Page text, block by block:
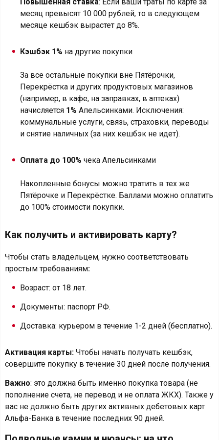
месяц превысят 10 000 рублей, то в следующем
месяце кешбэк вырастет до 8%.
Кэшбэк 1% на другие покупки
За все остальные покупки вне Пятёрочки,
Перекрёстка и других продуктовых магазинов
(например, в кафе, на заправках, в аптеках)
начисляется 1% Апельсинками. Исключения:
коммунальные услуги, связь, страховки, переводы
и снятие наличных (за них кешбэк не идет).
Оплата до 100% чека Апельсинками
Накопленные бонусы можно тратить в тех же
Пятёрочке и Перекрёстке. Баллами можно оплатить
до 100% стоимости покупки.
Как получить и активировать карту?
Чтобы стать владельцем, нужно соответствовать
простым требованиям:
Возраст: от 18 лет.
Документы: паспорт РФ.
Доставка: курьером в течение 1-2 дней (бесплатно).
Активация карты: Чтобы начать получать кешбэк,
совершите покупку в течение 30 дней после получения.
Важно: это должна быть именно покупка товара (не
пополнение счета, не перевод и не оплата ЖКХ). Также у
вас не должно быть других активных дебетовых карт
Альфа-Банка в течение последних 90 дней.